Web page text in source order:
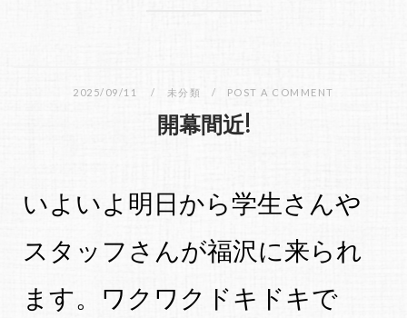
2025/09/11 未分類 POST A COMMENT
開幕間近!
いよいよ明日から学生さんや
スタッフさんが福沢に来られ
ます。ワクワクドキドキで